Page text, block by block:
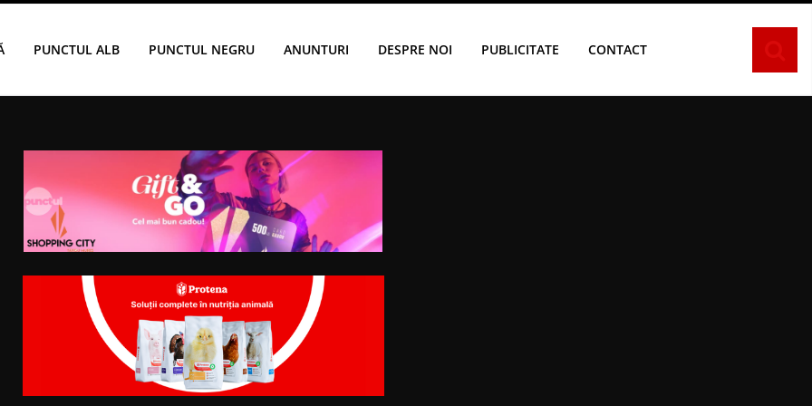
PUNCTUL ALB PUNCTUL NEGRU ANUNTURI DESPRE NOI PUBLICITATE CONTACT